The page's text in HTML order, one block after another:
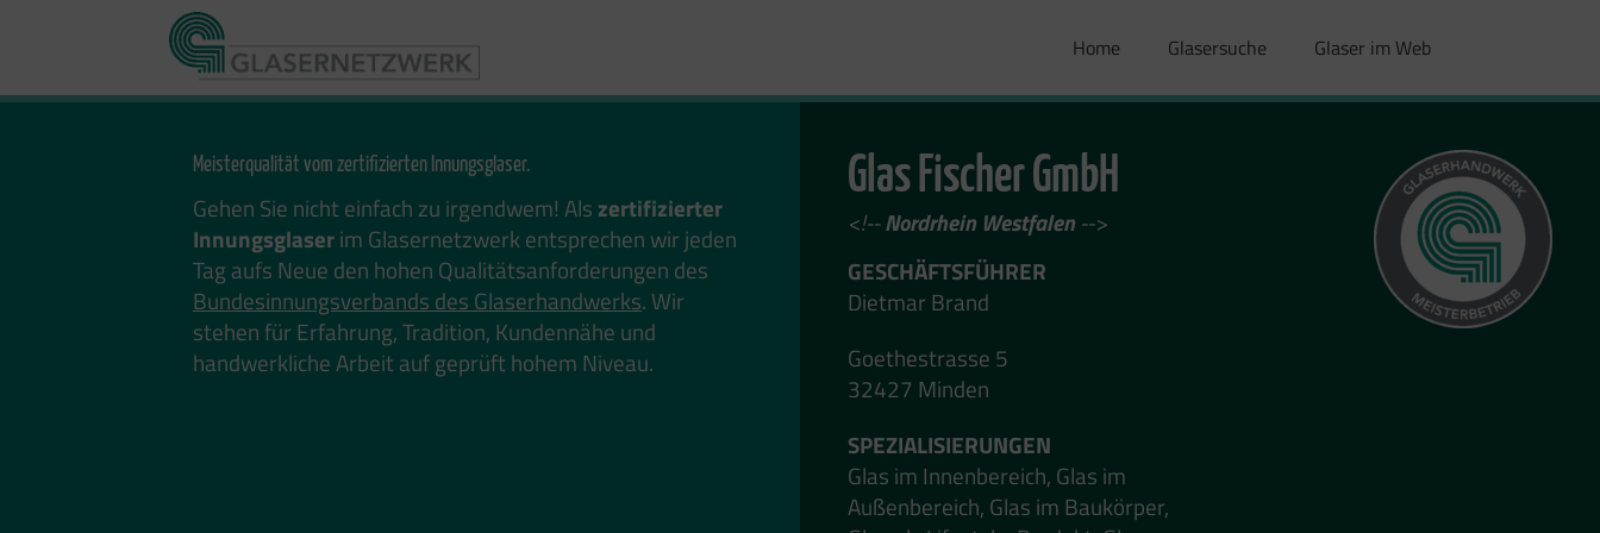
Home Glasersuche Glaser im Web
Meisterqualität vom zertifizierten Innungsglaser.
Gehen Sie nicht einfach zu irgendwem! Als zertifizierter
Innungsglaserim Glasernetzwerk entsprechen wir jeden
Tag aufs Neue den hohen Qualitätsanforderungen des
Bundesinnungsverbands des Glaserhandwerks. Wir
stehen für Erfahrung, Tradition, Kundennähe und
handwerkliche Arbeit auf geprüft hohem Niveau.
Glas Fischer GmbH
<!--Nordrhein Westfalen -->
GESCHÄFTSFÜHRER
Dietmar Brand
Goethestrasse 5
32427 Minden
SPEZIALISIERUNGEN
Glas im Innenbereich, Glas im
Außenbereich, Glas im Baukörper,